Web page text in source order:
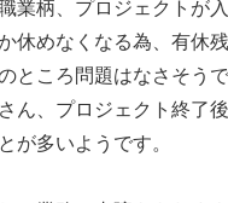
業柄、プロジェクトが
休めなくなる為、有休
ところ問題はなさそうで
ん、プロジェクト終了
が多いようです。